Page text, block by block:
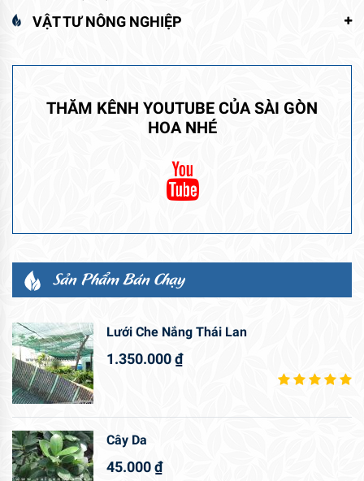
VẬT TƯ NÔNG NGHIỆP
THĂM KÊNH YOUTUBE CỦA SÀI GÒN
HOA NHÉ
Sản Phẩm Bán Chạy
Lưới Che Nắng Thái Lan
1.350.000₫
Cây Da
45.000₫